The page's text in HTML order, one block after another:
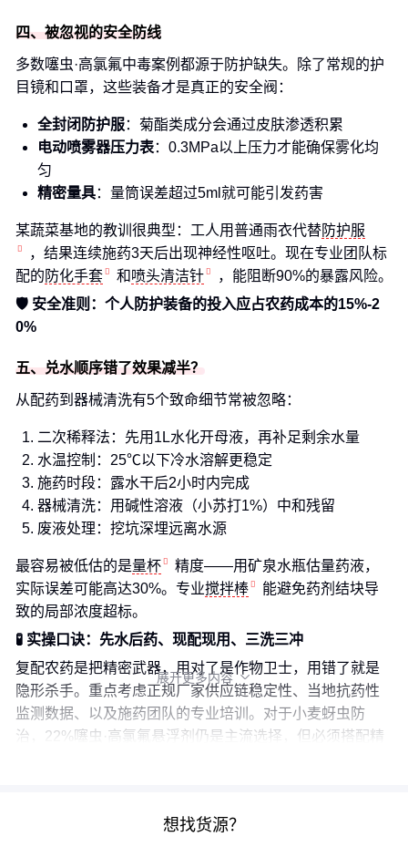
四、被忽视的安全防线
多数噻虫·高氯氟中毒案例都源于防护缺失。除了常规的护
目镜和口罩，这些装备才是真正的安全阀：
全封闭防护服：菊酯类成分会通过皮肤渗透积累
电动喷雾器压力表：0.3MPa以上压力才能确保雾化均
匀
精密量具：量筒误差超过5ml就可能引发药害
某蔬菜基地的教训很典型：工人用普通雨衣代替防护服
，结果连续施药3天后出现神经性呕吐。现在专业团队标
配的 防化手套 和喷头清洁针
，能阻断90%的暴露风险。
🛡️ 安全准则：个人防护装备的投入应占农药成本的15%-2
0%
五、兑水顺序错了效果减半？
从配药到器械清洗有5个致命细节常被忽略：
二次稀释法：先用1L水化开母液，再补足剩余水量
水温控制：25℃以下冷水溶解更稳定
施药时段：露水干后2小时内完成
器械清洗：用碱性溶液（小苏打1%）中和残留
废液处理：挖坑深埋远离水源
最容易被低估的是量杯
精度——用矿泉水瓶估量药液，
实际误差可能高达30%。专业搅拌棒
能避免药剂结块导
致的局部浓度超标。
🧪 实操口诀：先水后药、现配现用、三洗三冲
复配农药是把精密武器，用对了是作物卫士，用错了就是
隐形杀手。重点考虑正规厂家供应链稳定性、当地抗药性
监测数据、以及施药团队的专业培训。对于小麦蚜虫防
治，22%噻虫·高氯氟悬浮剂仍是主流选择，但必须搭配精
展开更多内容 
想找货源？